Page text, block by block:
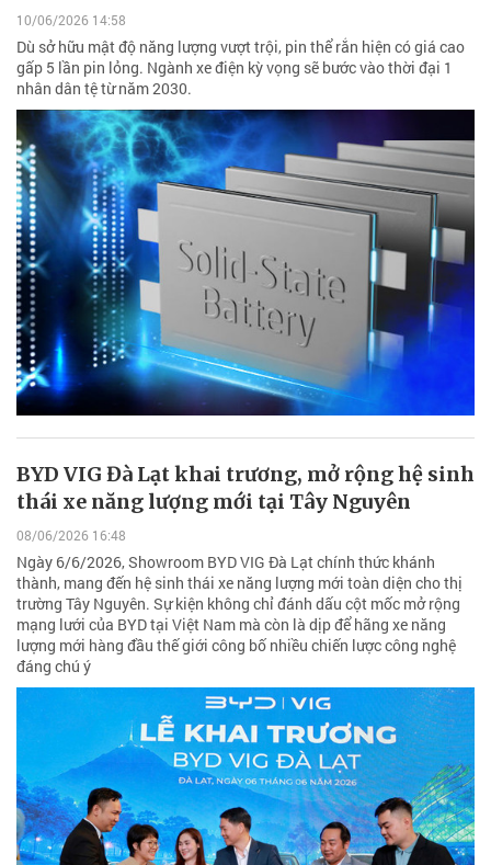
10/06/2026 14:58
Dù sở hữu mật độ năng lượng vượt trội, pin thể rắn hiện có giá cao
gấp 5 lần pin lỏng. Ngành xe điện kỳ vọng sẽ bước vào thời đại 1
nhân dân tệ từ năm 2030.
BYD VIG Đà Lạt khai trương, mở rộng hệ sinh
thái xe năng lượng mới tại Tây Nguyên
08/06/2026 16:48
Ngày 6/6/2026, Showroom BYD VIG Đà Lạt chính thức khánh
thành, mang đến hệ sinh thái xe năng lượng mới toàn diện cho thị
trường Tây Nguyên. Sự kiện không chỉ đánh dấu cột mốc mở rộng
mạng lưới của BYD tại Việt Nam mà còn là dịp để hãng xe năng
lượng mới hàng đầu thế giới công bố nhiều chiến lược công nghệ
đáng chú ý